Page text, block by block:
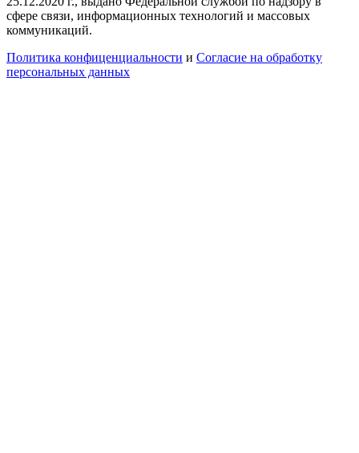
сфере связи, информационных технологий и массовых
коммуникаций.
Политика конфиценциальности и Согласие на обработку
персональных данных